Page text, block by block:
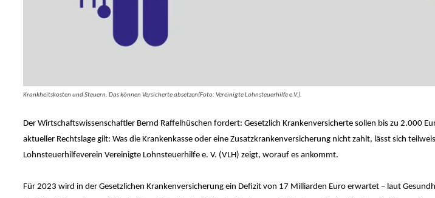
Krankheitskosten und Steuern. Das können Versicherte absetzen(Foto: Vereinigte Lohnsteuerhilfe e.V.).
Der Wirtschaftswissenschaftler Bernd Raffelhüschen fordert: Gesetzlich Krankenversicherte sollen bis zu 2.000
aktueller Rechtslage gilt: Was die Krankenkasse oder eine Zusatzkrankenversicherung nicht zahlt, lässt sich
Lohnsteuerhilfeverein Vereinigte Lohnsteuerhilfe e. V. (VLH) zeigt, worauf es ankommt.
Für 2023 wird in der Gesetzlichen Krankenversicherung ein Defizit von 17 Milliarden Euro erwartet – laut